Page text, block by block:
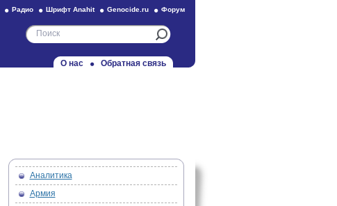
Радио Шрифт Anahit Genocide.ru Форум
О нас Обратная связь
Аналитика
Армия